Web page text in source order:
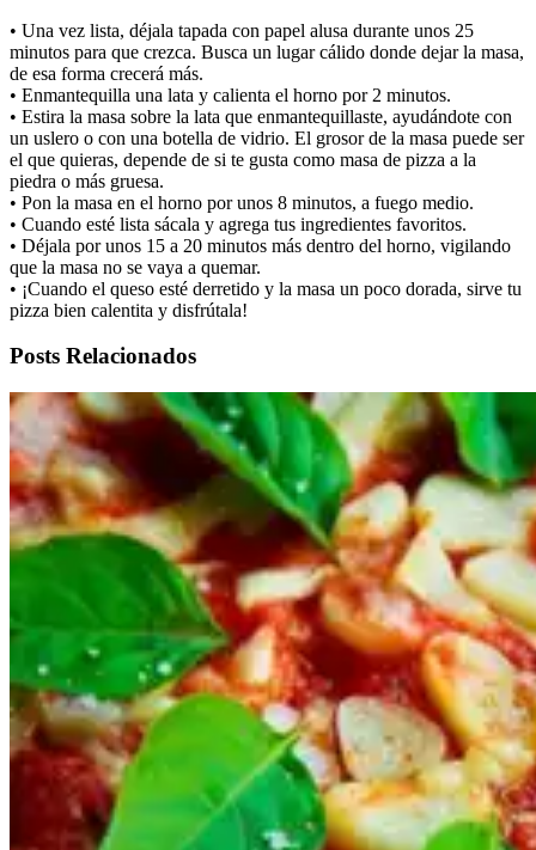
• Una vez lista, déjala tapada con papel alusa durante unos 25
minutos para que crezca. Busca un lugar cálido donde dejar la masa,
de esa forma crecerá más.
• Enmantequilla una lata y calienta el horno por 2 minutos.
• Estira la masa sobre la lata que enmantequillaste, ayudándote con
un uslero o con una botella de vidrio. El grosor de la masa puede ser
el que quieras, depende de si te gusta como masa de pizza a la
piedra o más gruesa.
• Pon la masa en el horno por unos 8 minutos, a fuego medio.
• Cuando esté lista sácala y agrega tus ingredientes favoritos.
• Déjala por unos 15 a 20 minutos más dentro del horno, vigilando
que la masa no se vaya a quemar.
• ¡Cuando el queso esté derretido y la masa un poco dorada, sirve tu
pizza bien calentita y disfrútala!
Posts Relacionados